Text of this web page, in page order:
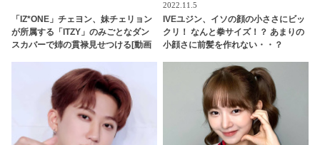
「IZ*ONE」チェヨン、妹チェリョン
が所属する「ITZY」のみごとなダン
スカバーで姉の貫禄見せつける[動画
2022.11.5
IVEユジン、イソの顔の小ささにビッ
クリ！ なんと拳サイズ！？ あまりの
小顔さに前髪を作れない・・？